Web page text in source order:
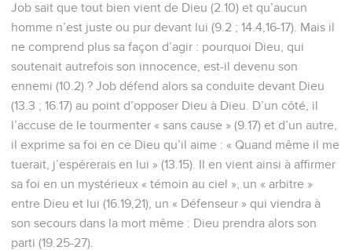
Job sait que tout bien vient de Dieu (2.10) et qu’aucun
homme n’est juste ou pur devant lui (9.2 ; 14.4,16-17). Mais il
ne comprend plus sa façon d’agir : pourquoi Dieu, qui
soutenait autrefois son innocence, est-il devenu son
ennemi (10.2) ? Job défend alors sa conduite devant Dieu
(13.3 ; 16.17) au point d’opposer Dieu à Dieu. D’un côté, il
l’accuse de le tourmenter « sans cause » (9.17) et d’un autre,
il exprime sa foi en ce Dieu qu’il aime : « Quand même il me
tuerait, j’espérerais en lui » (13.15). Il en vient ainsi à affirmer
sa foi en un mystérieux « témoin au ciel », un « arbitre »
entre Dieu et lui (16.19,21), un « Défenseur » qui viendra à
son secours dans la mort même : Dieu prendra alors son
parti (19.25-27).